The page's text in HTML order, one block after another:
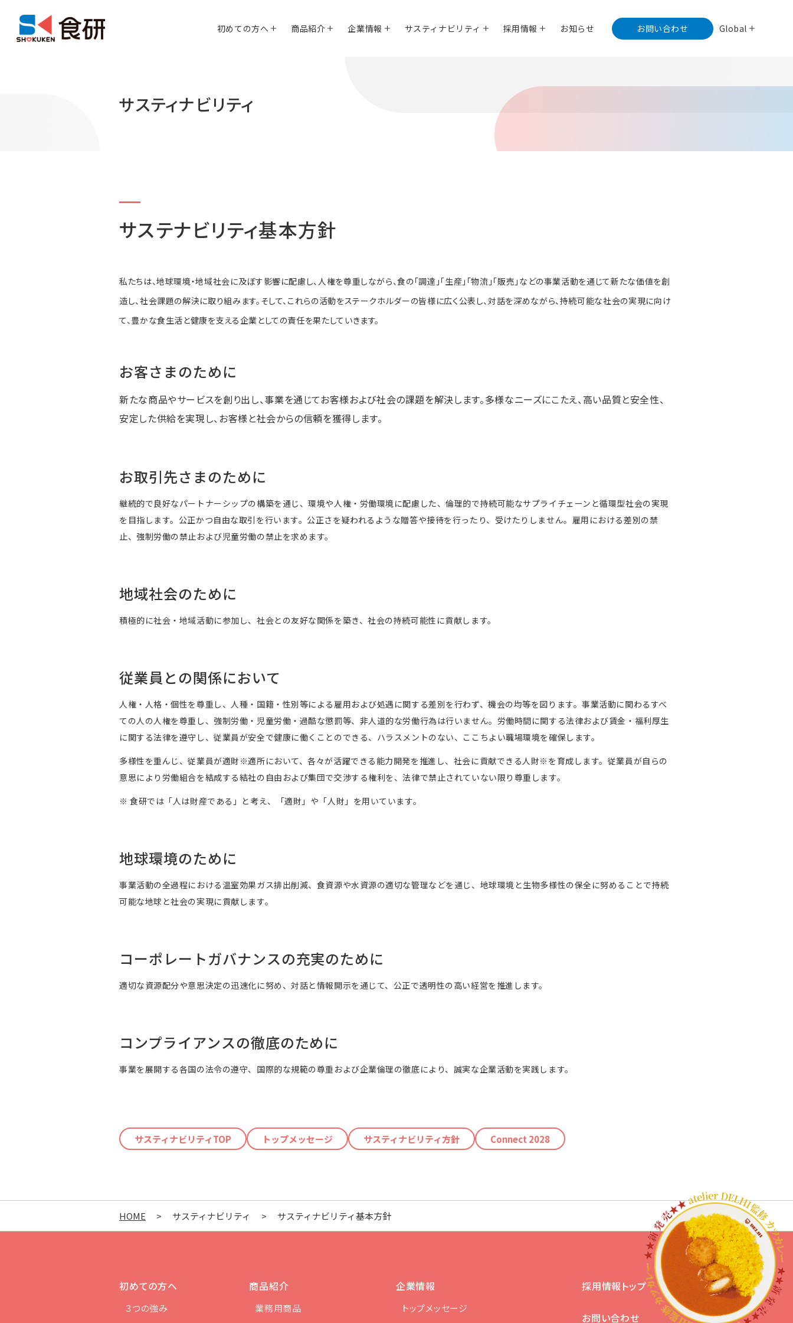
初めての方へ 商品紹介 企業情報 サスティナビリティ 採用情報 お知らせ お問い合わせ Global
サスティナビリティ
サステナビリティ基本方針
私たちは、地球環境・地域社会に及ぼす影響に配慮し、人権を尊重しながら、食の「調達」「生産」「物流」「販売」などの事業活動を通じて新たな価値を創
造し、社会課題の解決に取り組みます。そして、これらの活動をステークホルダーの皆様に広く公表し、対話を深めながら、持続可能な社会の実現に向け
て、豊かな食生活と健康を支える企業としての責任を果たしていきます。
お客さまのために
新たな商品やサービスを創り出し、事業を通じてお客様および社会の課題を解決します。多様なニーズにこたえ、高い品質と安全性、
安定した供給を実現し、お客様と社会からの信頼を獲得します。
お取引先さまのために
継続的で良好なパートナーシップの構築を通じ、環境や人権・労働環境に配慮した、倫理的で持続可能なサプライチェーンと循環型社会の実現
を目指します。公正かつ自由な取引を行います。公正さを疑われるような贈答や接待を行ったり、受けたりしません。雇用における差別の禁
止、強制労働の禁止および児童労働の禁止を求めます。
地域社会のために
積極的に社会・地域活動に参加し、社会との友好な関係を築き、社会の持続可能性に貢献します。
従業員との関係において
人権・人格・個性を尊重し、人種・国籍・性別等による雇用および処遇に関する差別を行わず、機会の均等を図ります。事業活動に関わるすべ
ての人の人権を尊重し、強制労働・児童労働・過酷な懲罰等、非人道的な労働行為は行いません。労働時間に関する法律および賃金・福利厚生
に関する法律を遵守し、従業員が安全で健康に働くことのできる、ハラスメントのない、ここちよい職場環境を確保します。
多様性を重んじ、従業員が適財※適所において、各々が活躍できる能力開発を推進し、社会に貢献できる人財※を育成します。従業員が自らの
意思により労働組合を結成する結社の自由および集団で交渉する権利を、法律で禁止されていない限り尊重します。
※ 食研では「人は財産である」と考え、「適財」や「人財」を用いています。
地球環境のために
事業活動の全過程における温室効果ガス排出削減、食資源や水資源の適切な管理などを通じ、地球環境と生物多様性の保全に努めることで持続
可能な地球と社会の実現に貢献します。
コーポレートガバナンスの充実のために
適切な資源配分や意思決定の迅速化に努め、対話と情報開示を通じて、公正で透明性の高い経営を推進します。
コンプライアンスの徹底のために
事業を展開する各国の法令の遵守、国際的な規範の尊重および企業倫理の徹底により、誠実な企業活動を実践します。
サスティナビリティTOP トップメッセージ サスティナビリティ方針 Connect 2028
HOME > サスティナビリティ > サスティナビリティ基本方針
初めての方へ
３つの強み
商品紹介
業務用商品
企業情報
トップメッセージ
採用情報トップ
お問い合わせ